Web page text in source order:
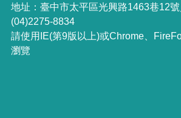
地址：臺中市太平區光興路1463巷12號
(04)2275-8834
請使用IE(第9版以上)或Chrome、
瀏覽